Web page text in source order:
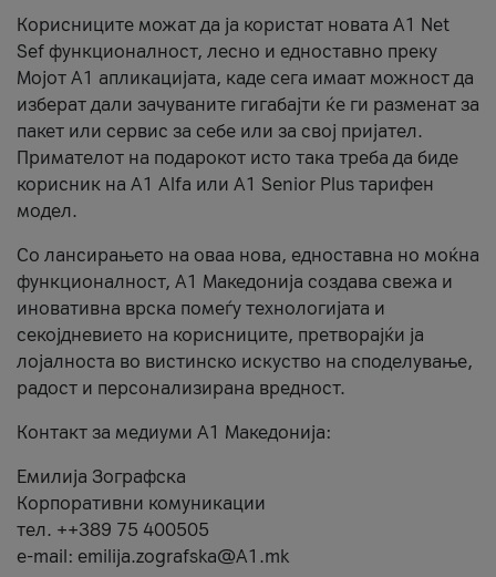
Корисниците можат да ја користат новата А1 Net
Sef функционалност, лесно и едноставно преку
Мојот А1 апликацијата, каде сега имаат можност да
изберат дали зачуваните гигабајти ќе ги разменат за
пакет или сервис за себе или за свој пријател.
Примателот на подарокот исто така треба да биде
корисник на А1 Alfa или A1 Senior Plus тарифен
модел.
Со лансирањето на оваа нова, едноставна но моќна
функционалност, А1 Македонија создава свежа и
иновативна врска помеѓу технологијата и
секојдневието на корисниците, претворајќи ја
лојалноста во вистинско искуство на споделување,
радост и персонализирана вредност.
Контакт за медиуми А1 Македонија:
Емилија Зографска
Корпоративни комуникации
тел. ++389 75 400505
e-mail: emilija.zografska@A1.mk